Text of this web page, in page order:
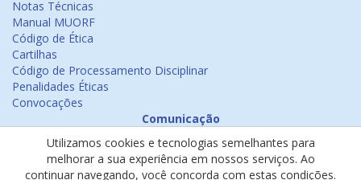
Notas Técnicas
Manual MUORF
Código de Ética
Cartilhas
Código de Processamento Disciplinar
Penalidades Éticas
Convocações
Comunicação
Emissão de Certificados
Psicologia na Mídia
Utilizamos cookies e tecnologias semelhantes para
melhorar a sua experiência em nossos serviços. Ao
continuar navegando, você concorda com estas condições.